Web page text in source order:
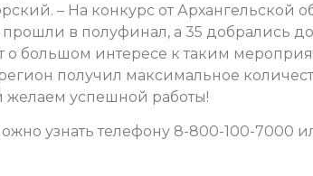
– На конкурс от Архангельской
в полуфинал, а 35 добрались
о большом интересе к таким
получил максимальное
желаем успешной работы!
узнать телефону 8-800-100-7000